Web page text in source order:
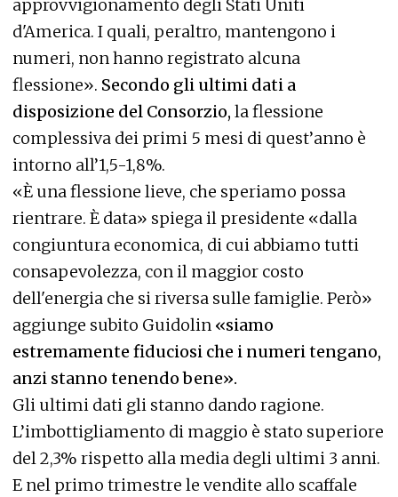
approvvigionamento degli Stati Uniti
d'America. I quali, peraltro, mantengono i
numeri, non hanno registrato alcuna
flessione». Secondo gli ultimi dati a
disposizione del Consorzio, la flessione
complessiva dei primi 5 mesi di quest’anno è
intorno all’1,5-1,8%.
«È una flessione lieve, che speriamo possa
rientrare. È data» spiega il presidente «dalla
congiuntura economica, di cui abbiamo tutti
consapevolezza, con il maggior costo
dell'energia che si riversa sulle famiglie. Però»
aggiunge subito Guidolin «siamo
estremamente fiduciosi che i numeri tengano,
anzi stanno tenendo bene».
Gli ultimi dati gli stanno dando ragione.
L’imbottigliamento di maggio è stato superiore
del 2,3% rispetto alla media degli ultimi 3 anni.
E nel primo trimestre le vendite allo scaffale